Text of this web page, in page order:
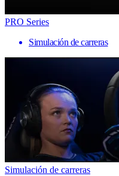
PRO Series
Simulación de carreras
Simulación de carreras